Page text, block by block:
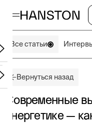
Все статьи
Вернуться назад
Современные
энергетике —